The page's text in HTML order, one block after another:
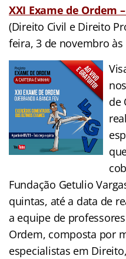
XXI Exame de Ordem
(Direito Civil e Direito
feira, 3 de novembro às
de
Fundação Getulio
quintas, até a data de
a equipe de
Ordem, composta por
especialistas em